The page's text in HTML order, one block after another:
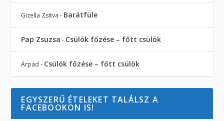
Gizella Zsitva - Barátfüle
Pap Zsuzsa - Csülök főzése – főtt csülök
Árpád - Csülök főzése – főtt csülök
EGYSZERŰ ÉTELEKET TALÁLSZ A
FACEBOOKON IS!